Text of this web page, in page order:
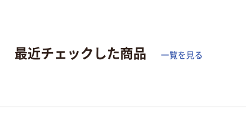
最近チェックした商品 一覧を見る